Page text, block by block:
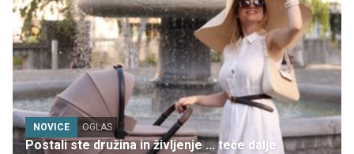
NOVICE OGLAS
Postali ste družina in življenje ... teče dalje